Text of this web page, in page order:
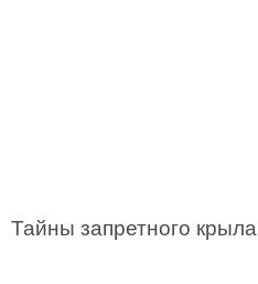
Тайны запретного